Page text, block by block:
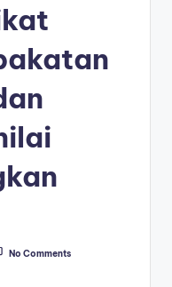
No Comments